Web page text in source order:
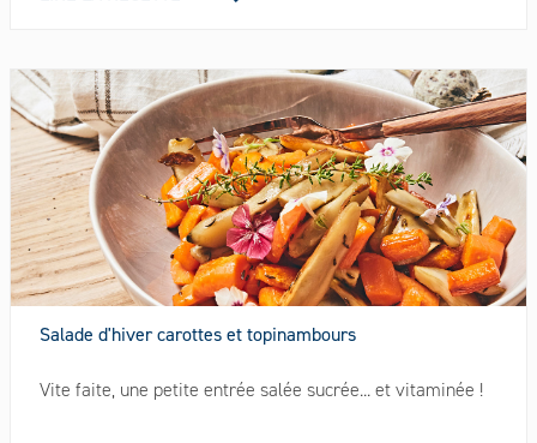
Salade d'hiver carottes et topinambours
Vite faite, une petite entrée salée sucrée... et vitaminée !